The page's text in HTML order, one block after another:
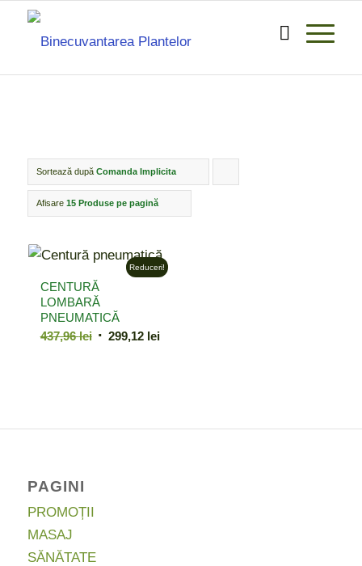
Sortează după Comanda Implicita
Afisare 15 Produse pe pagină
CENTURĂ
LOMBARĂ
PNEUMATICĂ
437,96lei Prețul
299,12 leiPrețul
Reduceri!
PAGINI
PROMOȚII
MASAJ
SĂNĂTATE